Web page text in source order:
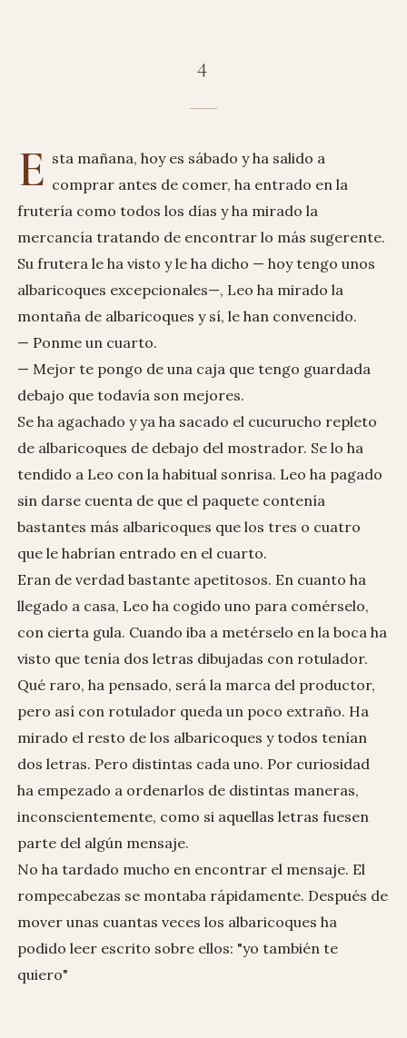
4
E sta mañana, hoy es sábado y ha salido a
comprar antes de comer, ha entrado en la
frutería como todos los días y ha mirado la
mercancía tratando de encontrar lo más sugerente.
Su frutera le ha visto y le ha dicho — hoy tengo unos
albaricoques excepcionales—, Leo ha mirado la
montaña de albaricoques y sí, le han convencido.
— Ponme un cuarto.
— Mejor te pongo de una caja que tengo guardada
debajo que todavía son mejores.
Se ha agachado y ya ha sacado el cucurucho repleto
de albaricoques de debajo del mostrador. Se lo ha
tendido a Leo con la habitual sonrisa. Leo ha pagado
sin darse cuenta de que el paquete contenía
bastantes más albaricoques que los tres o cuatro
que le habrían entrado en el cuarto.
Eran de verdad bastante apetitosos. En cuanto ha
llegado a casa, Leo ha cogido uno para comérselo,
con cierta gula. Cuando iba a metérselo en la boca ha
visto que tenía dos letras dibujadas con rotulador.
Qué raro, ha pensado, será la marca del productor,
pero así con rotulador queda un poco extraño. Ha
mirado el resto de los albaricoques y todos tenían
dos letras. Pero distintas cada uno. Por curiosidad
ha empezado a ordenarlos de distintas maneras,
inconscientemente, como si aquellas letras fuesen
parte del algún mensaje.
No ha tardado mucho en encontrar el mensaje. El
rompecabezas se montaba rápidamente. Después de
mover unas cuantas veces los albaricoques ha
podido leer escrito sobre ellos: "yo también te
quiero"